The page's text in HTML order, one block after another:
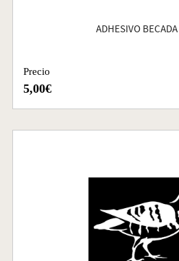
ADHESIVO
Precio
5,00€